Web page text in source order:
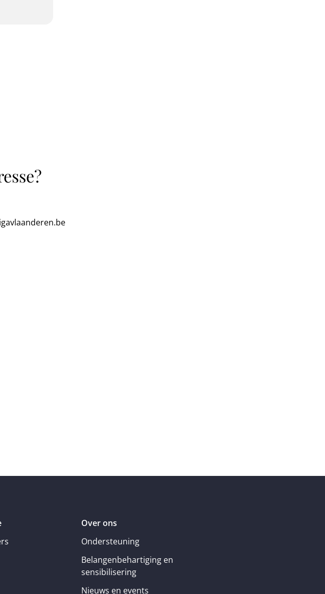
Over ons
Ondersteuning
Belangenbehartiging en
sensibilisering
Nieuws en events